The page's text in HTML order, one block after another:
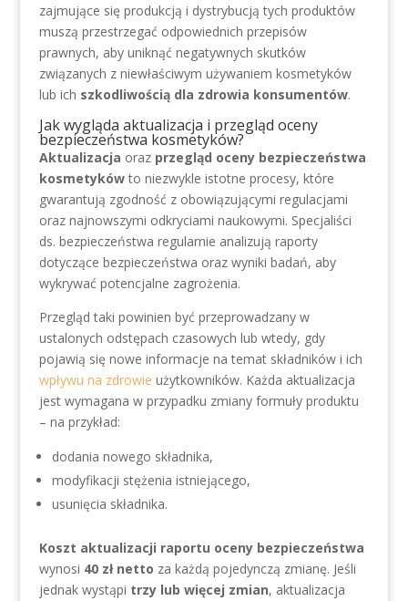
zajmujące się produkcją i dystrybucją tych produktów
muszą przestrzegać odpowiednich przepisów
prawnych, aby uniknąć negatywnych skutków
związanych z niewłaściwym używaniem kosmetyków
lub ich szkodliwością dla zdrowia konsumentów.
Jak wygląda aktualizacja i przegląd oceny
bezpieczeństwa kosmetyków?
Aktualizacja oraz przegląd oceny bezpieczeństwa
kosmetykówto niezwykle istotne procesy, które
gwarantują zgodność z obowiązującymi regulacjami
oraz najnowszymi odkryciami naukowymi. Specjaliści
ds. bezpieczeństwa regularnie analizują raporty
dotyczące bezpieczeństwa oraz wyniki badań, aby
wykrywać potencjalne zagrożenia.
Przegląd taki powinien być przeprowadzany w
ustalonych odstępach czasowych lub wtedy, gdy
pojawią się nowe informacje na temat składników i ich
wpływu na zdrowie użytkowników. Każda aktualizacja
jest wymagana w przypadku zmiany formuły produktu
– na przykład:
dodania nowego składnika,
modyfikacji stężenia istniejącego,
usunięcia składnika.
Koszt aktualizacji raportu oceny bezpieczeństwa
wynosi 40 zł netto za każdą pojedynczą zmianę. Jeśli
jednak wystąpi trzy lub więcej zmian, aktualizacja